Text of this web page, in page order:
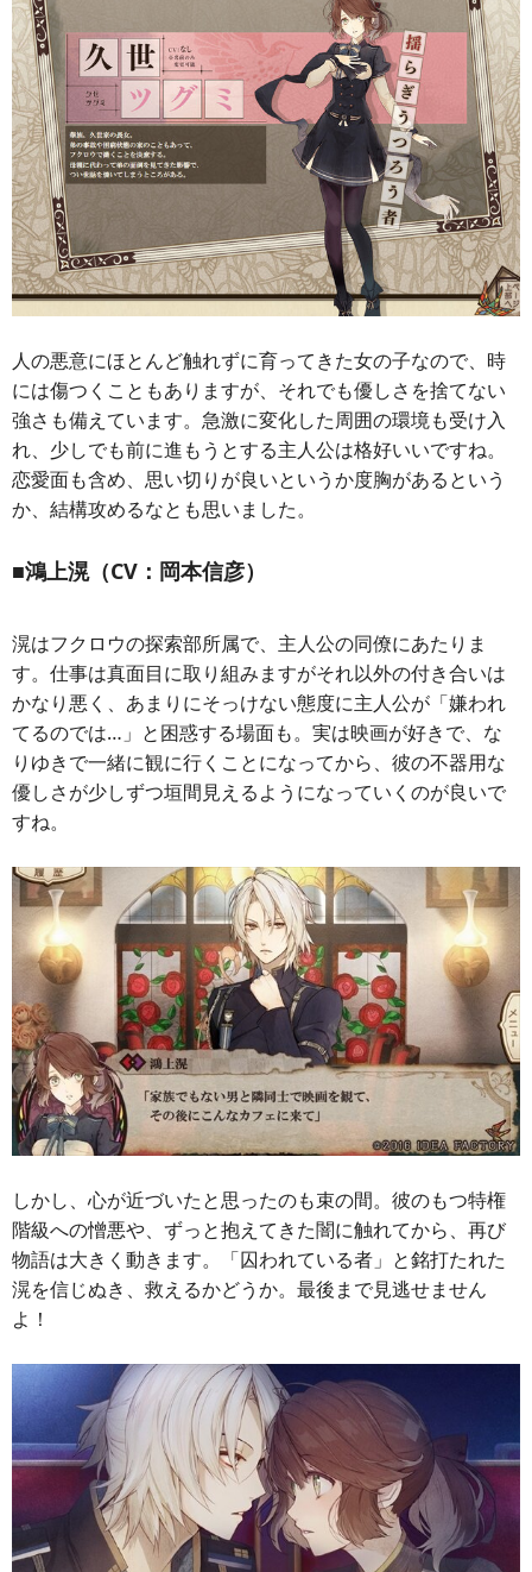
人の悪意にほとんど触れずに育ってきた女の子なので、時
には傷つくこともありますが、それでも優しさを捨てない
強さも備えています。急激に変化した周囲の環境も受け入
れ、少しでも前に進もうとする主人公は格好いいですね。
恋愛面も含め、思い切りが良いというか度胸があるという
か、結構攻めるなとも思いました。
■鴻上滉（CV：岡本信彦）
滉はフクロウの探索部所属で、主人公の同僚にあたりま
す。仕事は真面目に取り組みますがそれ以外の付き合いは
かなり悪く、あまりにそっけない態度に主人公が「嫌われ
てるのでは…」と困惑する場面も。実は映画が好きで、な
りゆきで一緒に観に行くことになってから、彼の不器用な
優しさが少しずつ垣間見えるようになっていくのが良いで
すね。
しかし、心が近づいたと思ったのも束の間。彼のもつ特権
階級への憎悪や、ずっと抱えてきた闇に触れてから、再び
物語は大きく動きます。「囚われている者」と銘打たれた
滉を信じぬき、救えるかどうか。最後まで見逃せません
よ！